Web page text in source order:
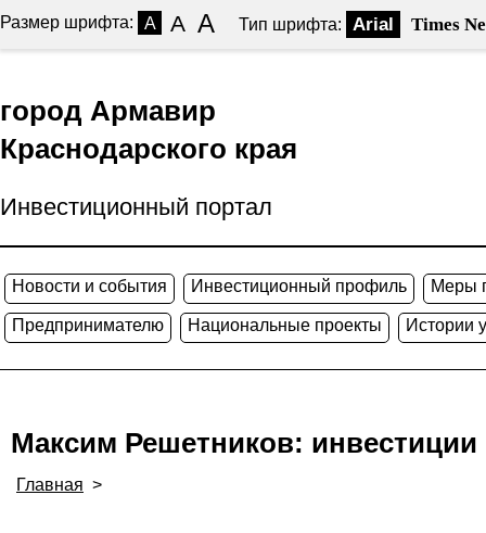
Размер шрифта: A A A Тип шрифта: Arial Times
город Армавир
Краснодарского края
Инвестиционный портал
Новости и события Инвестиционный профиль Меры
Предпринимателю Национальные проекты Истории
Максим Решетников: инвестиции
Главная >